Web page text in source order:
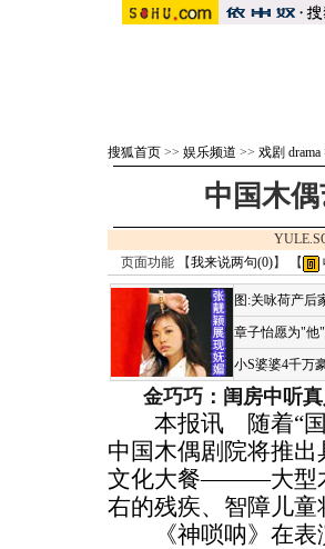
搜狐首页 >> 娱乐频道 >> 戏剧 drama
中国木
页面功能 【我来说两句(0)】 【
图:关咏荷产后
章子怡愿为"他
小S婆婆4千万
金巧巧：闺房中听
本报讯 随着“国际
中国木偶剧院将推
文化大餐———大型
右的残疾、智障儿
《神唢呐》在表